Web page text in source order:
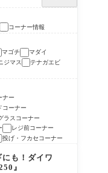
コーナー情報
マゴチ
マダイ
ジマス
テナガエビ
ナー
コーナー
ラスコーナー
レジ前コーナー
投げ・フカセコーナー
も！ダイワ
』